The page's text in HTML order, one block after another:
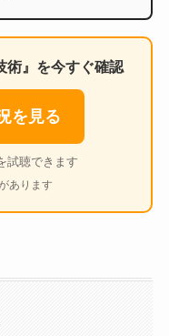
術』を今すぐ確認
を見る
試聴できます
あります